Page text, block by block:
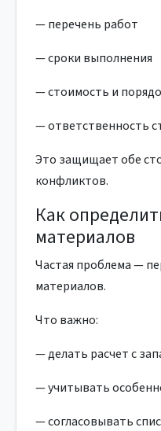
— перечень работ
— сроки выполнения
— стоимость и
— ответственность
Это защищает обе
конфликтов.
Как
материалов
Частая проблема —
материалов.
Что важно:
— делать расчет с
— учитывать
— согласовывать